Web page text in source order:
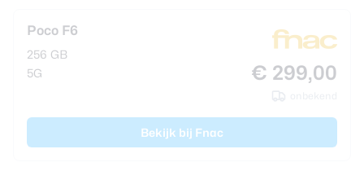
Poco F6
256 GB
5G
€ 299,00
Bekijk bij Fnac